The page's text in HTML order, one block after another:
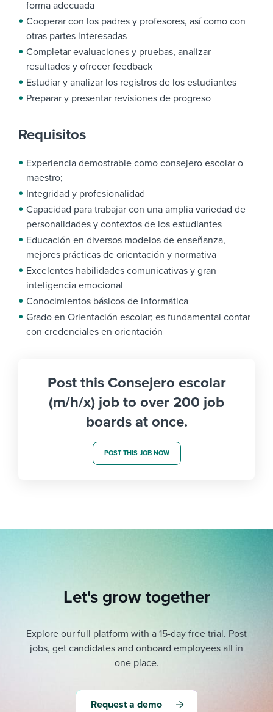
forma adecuada
Cooperar con los padres y profesores, así como con
otras partes interesadas
Completar evaluaciones y pruebas, analizar
resultados y ofrecer feedback
Estudiar y analizar los registros de los estudiantes
Preparar y presentar revisiones de progreso
Requisitos
Experiencia demostrable como consejero escolar o
maestro;
Integridad y profesionalidad
Capacidad para trabajar con una amplia variedad de
personalidades y contextos de los estudiantes
Educación en diversos modelos de enseñanza,
mejores prácticas de orientación y normativa
Excelentes habilidades comunicativas y gran
inteligencia emocional
Conocimientos básicos de informática
Grado en Orientación escolar; es fundamental contar
con credenciales en orientación
Post this Consejero escolar
(m/h/x) job to over 200 job
boards at once.
POST THIS JOB NOW
Let's grow together
Explore our full platform with a 15-day free trial. Post
jobs, get candidates and onboard employees all in
one place.
Request a demo